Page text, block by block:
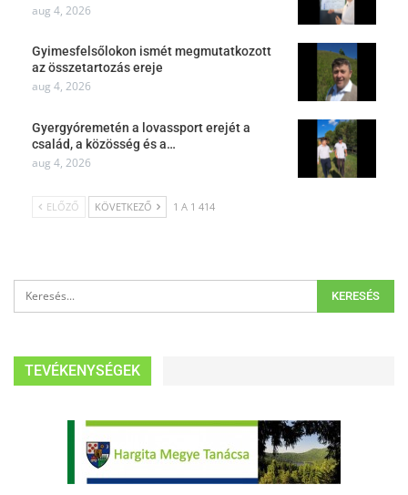
aug 4, 2026
Gyimesfelsőlokon ismét megmutatkozott
az összetartozás ereje
aug 4, 2026
Gyergyóremetén a lovassport erejét a
család, a közösség és a…
aug 4, 2026
ELŐZŐ KÖVETKEZŐ 1 A 1 414
TEVÉKENYSÉGEK